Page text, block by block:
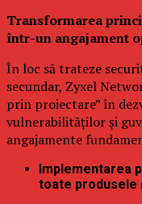
Transformarea
într-un angajament
În loc să trateze
secundar, Zyxel
prin proiectare” în
vulnerabilităților și
angajamente
Implementarea
toate produsele